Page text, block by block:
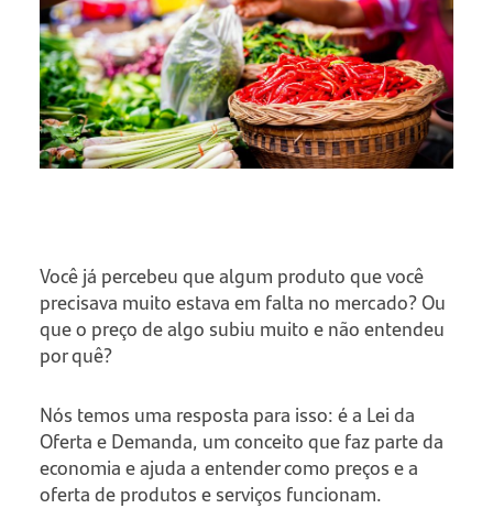
Você já percebeu que algum produto que você
precisava muito estava em falta no mercado? Ou
que o preço de algo subiu muito e não entendeu
por quê?
Nós temos uma resposta para isso: é a Lei da
Oferta e Demanda, um conceito que faz parte da
economia e ajuda a entender como preços e a
oferta de produtos e serviços funcionam.